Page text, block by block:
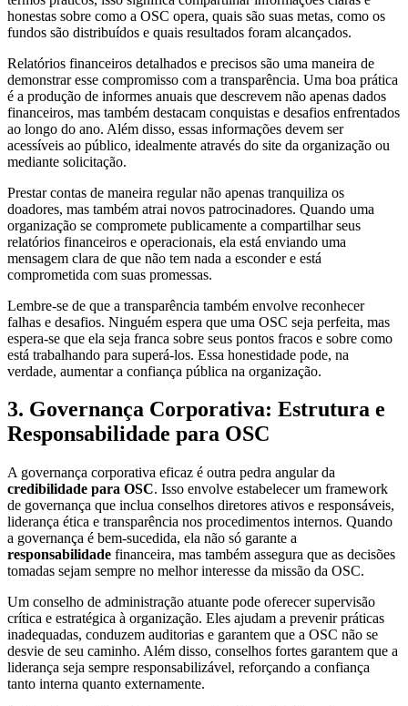
honestas sobre como a OSC opera, quais são suas metas, como os
fundos são distribuídos e quais resultados foram alcançados.
Relatórios financeiros detalhados e precisos são uma maneira de
demonstrar esse compromisso com a transparência. Uma boa prática
é a produção de informes anuais que descrevem não apenas dados
financeiros, mas também destacam conquistas e desafios enfrentados
ao longo do ano. Além disso, essas informações devem ser
acessíveis ao público, idealmente através do site da organização ou
mediante solicitação.
Prestar contas de maneira regular não apenas tranquiliza os
doadores, mas também atrai novos patrocinadores. Quando uma
organização se compromete publicamente a compartilhar seus
relatórios financeiros e operacionais, ela está enviando uma
mensagem clara de que não tem nada a esconder e está
comprometida com suas promessas.
Lembre-se de que a transparência também envolve reconhecer
falhas e desafios. Ninguém espera que uma OSC seja perfeita, mas
espera-se que ela seja franca sobre seus pontos fracos e sobre como
está trabalhando para superá-los. Essa honestidade pode, na
verdade, aumentar a confiança pública na organização.
3. Governança Corporativa: Estrutura e
Responsabilidade para OSC
A governança corporativa eficaz é outra pedra angular da
credibilidade para OSC. Isso envolve estabelecer um framework
de governança que inclua conselhos diretores ativos e responsáveis,
liderança ética e transparência nos procedimentos internos. Quando
a governança é bem-sucedida, ela não só garante a
responsabilidade financeira, mas também assegura que as decisões
tomadas sejam sempre no melhor interesse da missão da OSC.
Um conselho de administração atuante pode oferecer supervisão
crítica e estratégica à organização. Eles ajudam a prevenir práticas
inadequadas, conduzem auditorias e garantem que a OSC não se
desvie de seu caminho. Além disso, conselhos fortes garantem que a
liderança seja sempre responsabilizável, reforçando a confiança
tanto interna quanto externamente.